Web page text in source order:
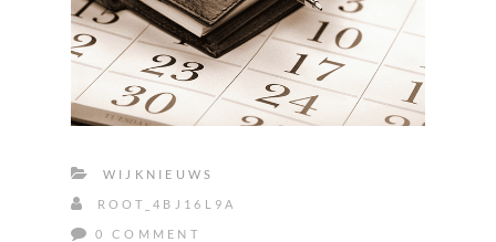
WIJKNIEUWS
ROOT_4BJ16L9A
0 COMMENT